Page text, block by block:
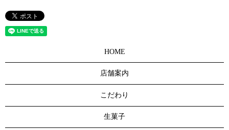
HOME
店舗案内
こだわり
生菓子